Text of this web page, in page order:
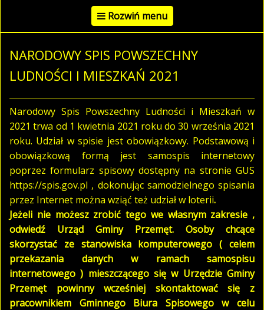
Rozwiń menu
NARODOWY SPIS POWSZECHNY
LUDNOŚCI I MIESZKAŃ 2021
Narodowy Spis Powszechny Ludności i Mieszkań w
2021 trwa od 1 kwietnia 2021 roku do 30 września 2021
roku. Udział w spisie jest obowiązkowy. Podstawową i
obowiązkową formą jest samospis internetowy
poprzez formularz spisowy dostępny na stronie GUS
https://spis.gov.pl , dokonując samodzielnego spisania
przez Internet można wziąć też udział w loterii.
Jeżeli nie możesz zrobić tego we własnym zakresie ,
odwiedź Urząd Gminy Przemęt. Osoby chcące
skorzystać ze stanowiska komputerowego ( celem
przekazania danych w ramach samospisu
internetowego ) mieszczącego się w Urzędzie Gminy
Przemęt powinny wcześniej skontaktować się z
pracownikiem Gminnego Biura Spisowego w celu